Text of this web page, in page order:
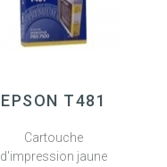
EPSON T481
Cartouche
d'impression jaune